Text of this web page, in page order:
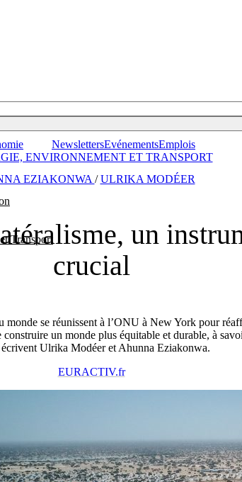
Transport
NewslettersEvénementsEmplois
un
crucial
monde se réunissent à l’ONU à New York pour
construire un monde plus équitable et durable, à
Ulrika Modéer et Ahunna Eziakonwa.
EZIAKONWA /ULRIKA MODÉER
ENVIRONNEMENT ET TRANSPORT
EURACTIV.fr